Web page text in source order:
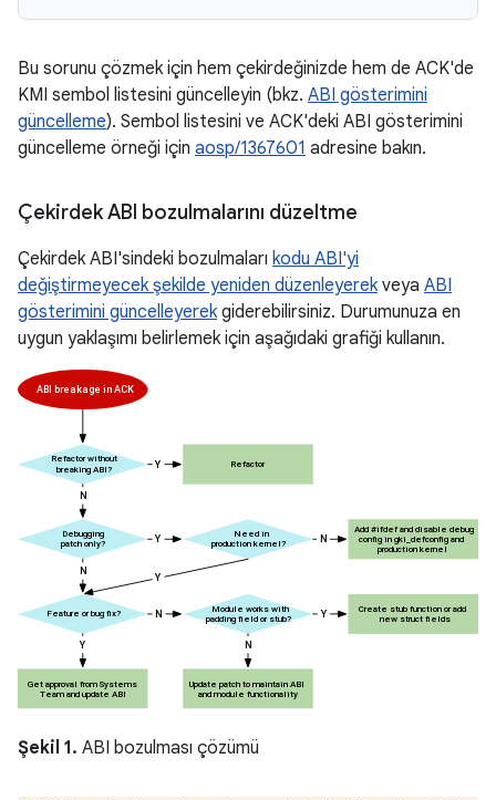
Bu sorunu çözmek için hem çekirdeğinizde hem de ACK'de
KMI sembol listesini güncelleyin (bkz. ABI gösterimini
güncelleme). Sembol listesini ve ACK'deki ABI gösterimini
güncelleme örneği için aosp/1367601 adresine bakın.
Çekirdek ABI bozulmalarını düzeltme
Çekirdek ABI'sindeki bozulmaları kodu ABI'yi
değiştirmeyecek şekilde yeniden düzenleyerekveya ABI
gösterimini güncelleyerekgiderebilirsiniz. Durumunuza en
uygun yaklaşımı belirlemek için aşağıdaki grafiği kullanın.
Şekil 1. ABI bozulması çözümü